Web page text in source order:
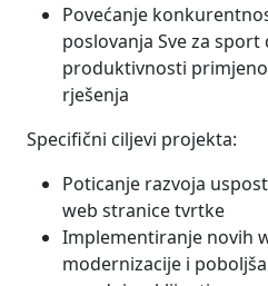
Povećanje
poslovanja Sve za
produktivnosti
rješenja
Specifični ciljevi projekta:
Poticanje razvoja
web stranice tvrtke
Implementiranje novih
modernizacije i